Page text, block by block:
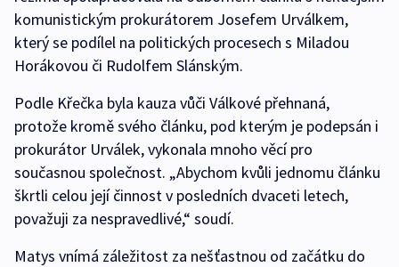
komunistickým prokurátorem Josefem Urválkem,
který se podílel na politických procesech s Miladou
Horákovou či Rudolfem Slánským.
Podle Křečka byla kauza vůči Válkové přehnaná,
protože kromě svého článku, pod kterým je podepsán i
prokurátor Urválek, vykonala mnoho věcí pro
současnou společnost. „Abychom kvůli jednomu článku
škrtli celou její činnost v posledních dvaceti letech,
považuji za nespravedlivé,“ soudí.
Matys vnímá záležitost za nešťastnou od začátku do